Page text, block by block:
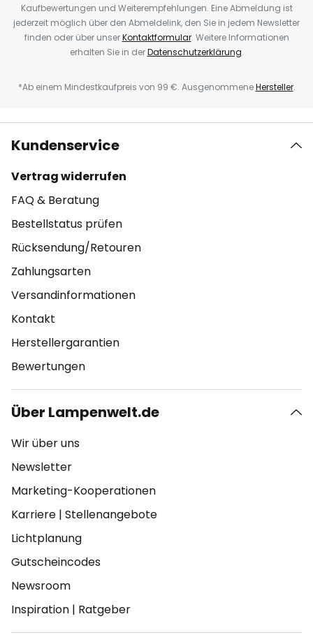
Kaufbewertungen und Weiterempfehlungen. Eine Abmeldung ist
jederzeit möglich über den Abmeldelink, den Sie in jedem Newsletter
finden oder über unserKontaktformular. Weitere Informationen
erhalten Sie in derDatenschutzerklärung.
*Ab einem Mindestkaufpreis von 99 €. AusgenommeneHersteller.
Kundenservice
Vertrag widerrufen
FAQ & Beratung
Bestellstatus prüfen
Rücksendung/Retouren
Zahlungsarten
Versandinformationen
Kontakt
Herstellergarantien
Bewertungen
Über Lampenwelt.de
Wir über uns
Newsletter
Marketing-Kooperationen
Karriere | Stellenangebote
Lichtplanung
Gutscheincodes
Newsroom
Inspiration | Ratgeber